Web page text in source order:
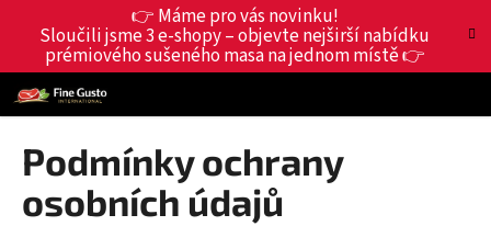
👉 Máme pro vás novinku!
Sloučili jsme 3 e-shopy – objevte nejširší nabídku
prémiového sušeného masa na jednom místě 👉
HledatPřihlášení
Podmínky ochrany
osobních údajů
š
k
Zpět
Zpět
C
o
p
o